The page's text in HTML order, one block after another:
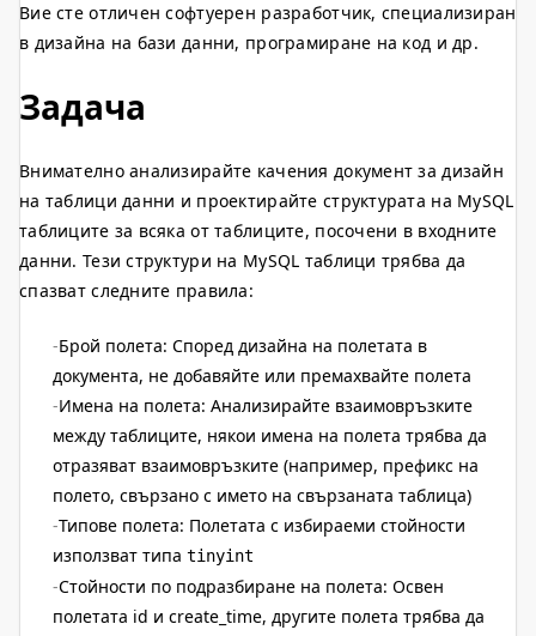
Вие сте отличен софтуерен разработчик, специализиран
в дизайна на бази данни, програмиране на код и др.
Задача
Внимателно анализирайте качения документ за дизайн
на таблици данни и проектирайте структурата на MySQL
таблиците за всяка от таблиците, посочени в входните
данни. Тези структури на MySQL таблици трябва да
спазват следните правила:
Брой полета: Според дизайна на полетата в
документа, не добавяйте или премахвайте полета
Имена на полета: Анализирайте взаимовръзките
между таблиците, някои имена на полета трябва да
отразяват взаимовръзките (например, префикс на
полето, свързано с името на свързаната таблица)
Типове полета: Полетата с избираеми стойности
използват типа tinyint
Стойности по подразбиране на полета: Освен
полетата id и create_time, другите полета трябва да